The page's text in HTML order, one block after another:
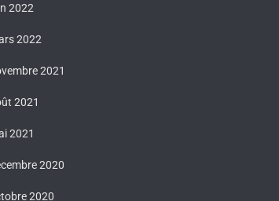
2022
2022
2021
2021
2021
2020
2020